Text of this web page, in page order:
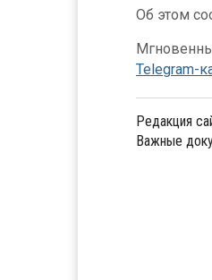
Об этом
Telegram-
Редакция
Важные